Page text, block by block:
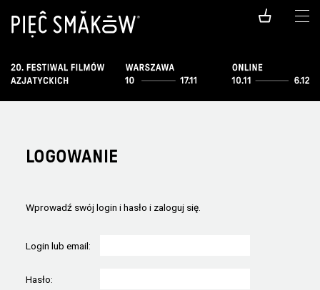
LOGOWANIE
Wprowadź swój login i hasło i zaloguj się.
Login lub email:
Hasło: